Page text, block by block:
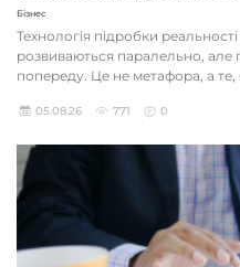
Бізнес
Технологія підробки реальності
розвиваються паралельно,
попереду. Це не метафора, а те,
05.08.26 771 0